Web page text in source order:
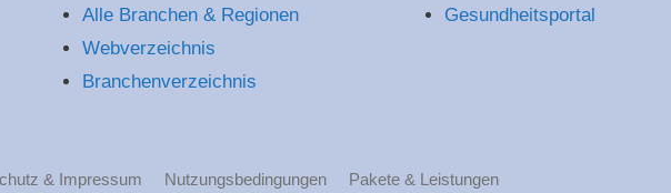
Alle Branchen & Regionen
Webverzeichnis
Branchenverzeichnis
Gesundheitsportal
& Impressum Nutzungsbedingungen Pakete & Leistungen